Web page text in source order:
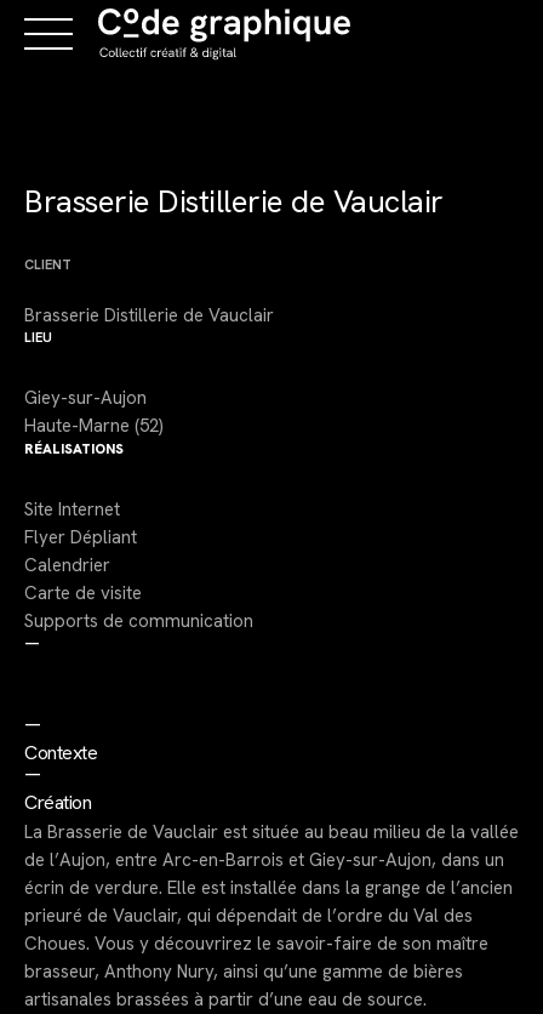
Brasserie Distillerie de Vauclair
CLIENT
Brasserie Distillerie de Vauclair
LIEU
Giey-sur-Aujon
Haute-Marne (52)
RÉALISATIONS
Site Internet
Flyer Dépliant
Calendrier
Carte de visite
Supports de communication
—
—
Contexte
—
Création
La Brasserie de Vauclair est située au beau milieu de la vallée
de l’Aujon, entre Arc-en-Barrois et Giey-sur-Aujon, dans un
écrin de verdure. Elle est installée dans la grange de l’ancien
prieuré de Vauclair, qui dépendait de l’ordre du Val des
Choues. Vous y découvrirez le savoir-faire de son maître
brasseur, Anthony Nury, ainsi qu’une gamme de bières
artisanales brassées à partir d’une eau de source.